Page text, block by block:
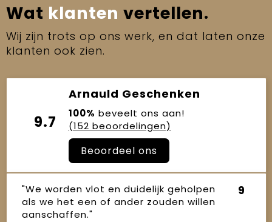
Wat klanten vertellen.
Wij zijn trots op ons werk, en dat laten onze
klanten ook zien.
9.7
Arnauld Geschenken
100% beveelt ons aan!
(152 beoordelingen)
Beoordeel ons
"We worden vlot en duidelijk geholpen
als we het een of ander zouden willen
aanschaffen."
9